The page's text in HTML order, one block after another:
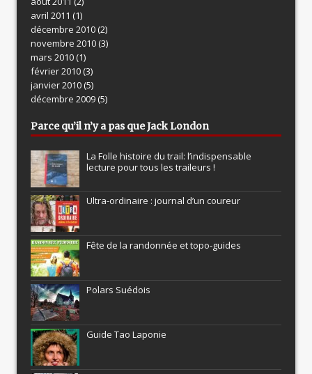
avril 2011 (1)
décembre 2010(2)
novembre 2010(3)
mars 2010(1)
février 2010(3)
janvier 2010(5)
décembre 2009(5)
Parce qu’il n’y a pas que Jack London
La Folle histoire du trail: l’indispensable
lecture pour tous les traileurs !
Ultra-ordinaire : journal d’un coureur
Fête de la randonnée et topo-guides
Polars Suédois
Guide Tao Laponie